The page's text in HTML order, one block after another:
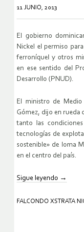
11 JUNIO, 2013
El gobierno
Nickel el permiso
ferroníquel y otros
en ese sentido del
Desarrollo (PNUD).
El ministro de
Gómez, dijo en rueda
tanto las
tecnologías de
sostenible» de loma
en el centro del país.
Sigue leyendo →
FALCONDO XSTRATA